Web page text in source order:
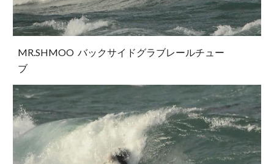
MR.SHMOO バックサイドグラブレールチュー
ブ